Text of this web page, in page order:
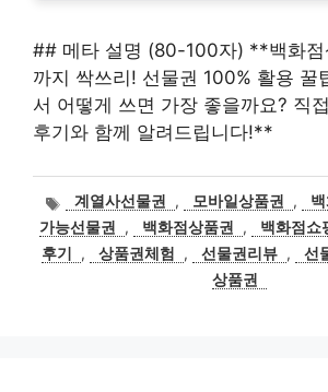
## 메타 설명 (80-100자) **백화점
까지 싹쓰리! 선물권 100% 활용 꿀
서 어떻게 쓰면 가장 좋을까요? 직
후기와 함께 알려드립니다!**
태
그
계열사선물권 , 모바일상품권 ,
가능선물권
, 백화점상품권 , 백화점쇼
후기
, 상품권체험 , 선물권리뷰 , 선
상품권